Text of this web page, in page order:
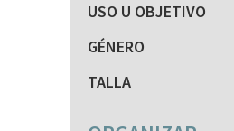
USO U OBJETIVO
GÉNERO
TALLA